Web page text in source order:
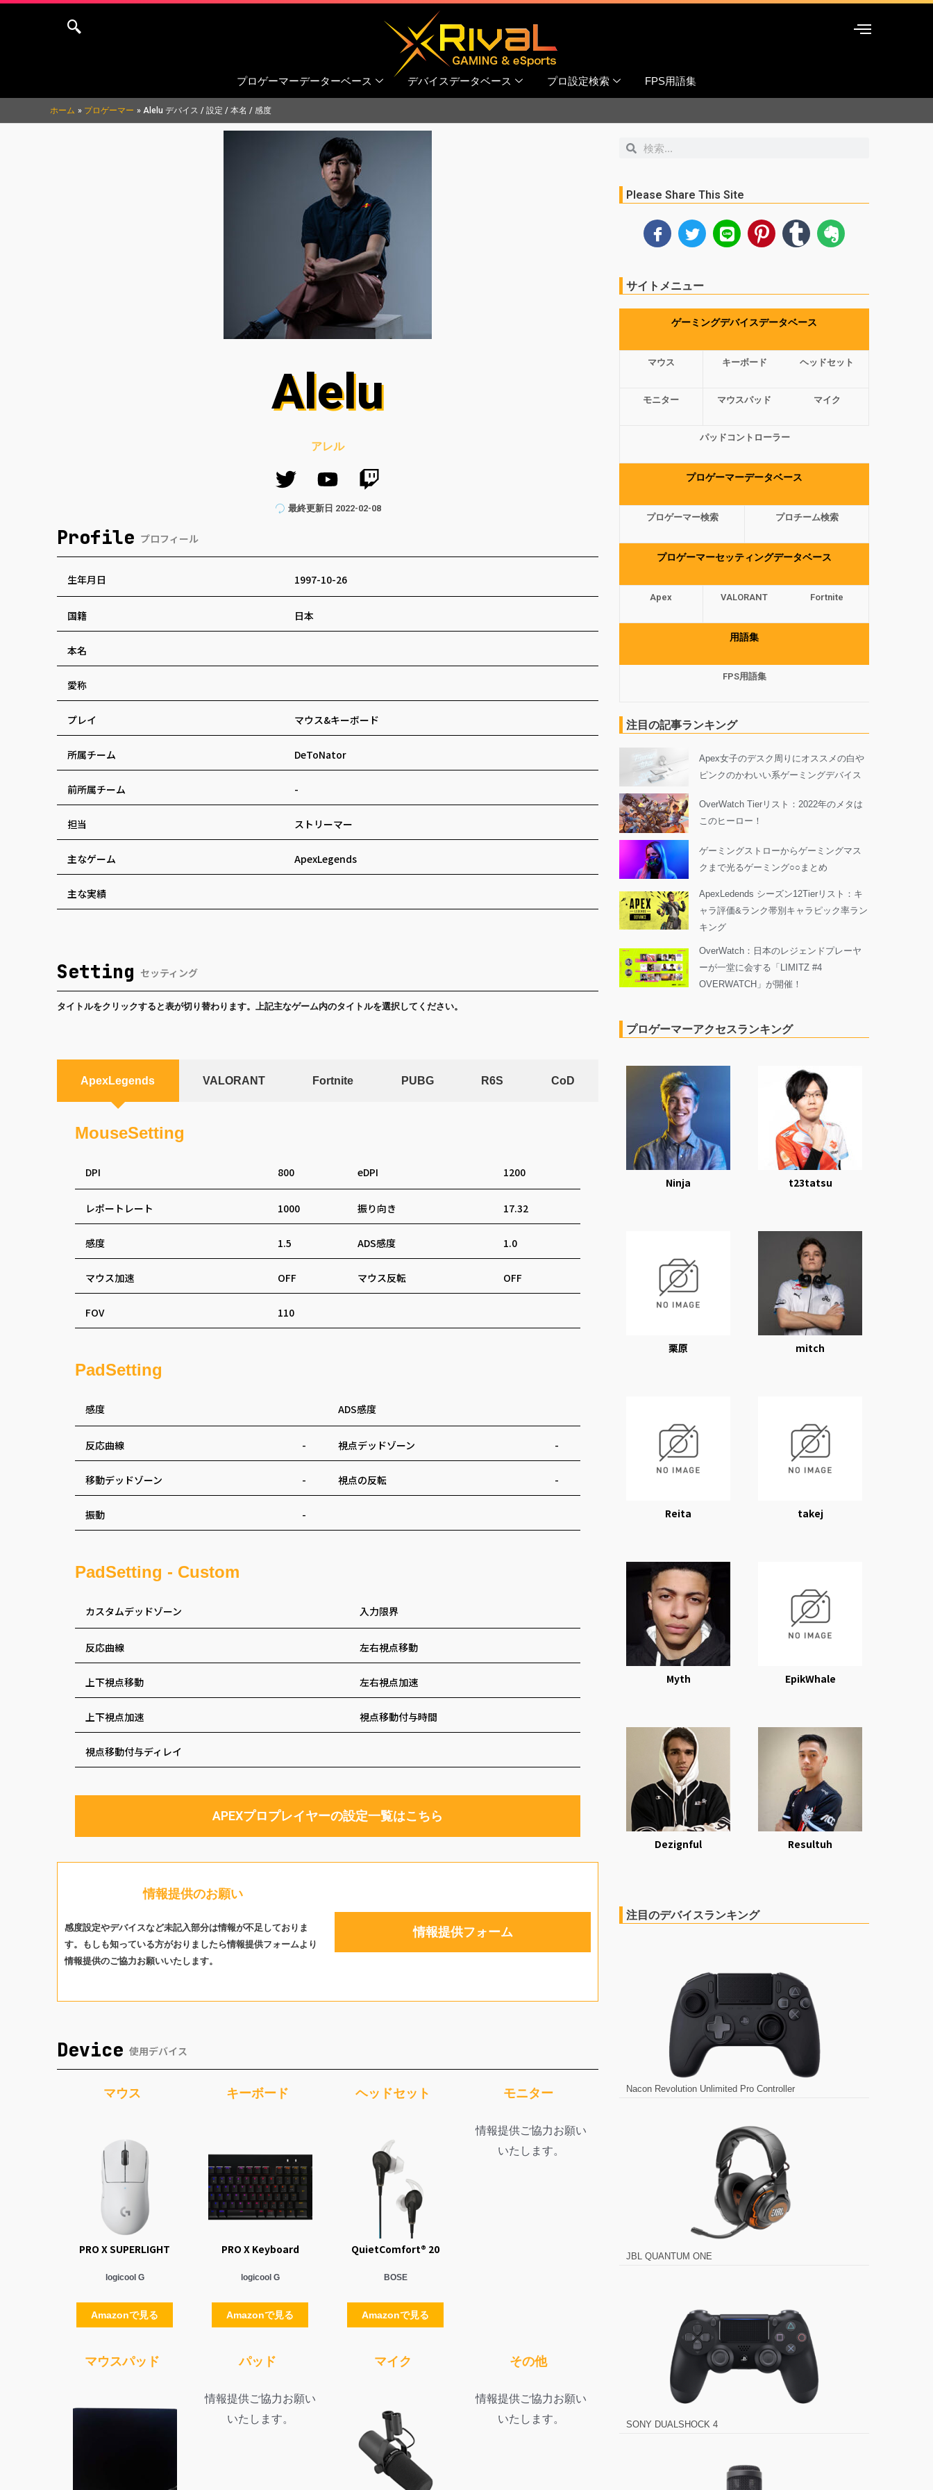
プロゲーマーデーターベース デバイスデータベース プロ設定検索 FPS用語集
ホーム プロゲーマー Alelu デバイス / 設定 / 本名 / 感度
Alelu
アレル
最終更新日 2022-02-08
Profile プロフィール
生年月日 1997-10-26
国籍 日本
本名
愛称
プレイ マウス&キーボード
所属チーム DeToNator
前所属チーム -
担当 ストリーマー
主なゲーム ApexLegends
主な実績
Setting セッティング
タイトルをクリックすると表が切り替わります。上記主なゲーム内のタイトルを選択してください。
ApexLegends VALORANT Fortnite PUBG R6S CoD
MouseSetting
DPI 800 eDPI 1200
レポートレート 1000 振り向き 17.32
感度 1.5 ADS感度 1.0
マウス加速 OFF マウス反転 OFF
FOV 110
PadSetting
感度 ADS感度
反応曲線 - 視点デッドゾーン -
移動デッドゾーン - 視点の反転 -
振動 -
PadSetting - Custom
カスタムデッドゾーン 入力限界
反応曲線 左右視点移動
上下視点移動 左右視点加速
上下視点加速 視点移動付与時間
視点移動付与ディレイ
APEXプロプレイヤーの設定一覧はこちら
情報提供のお願い
感度設定やデバイスなど未記入部分は情報が不足しておりま
す。もしも知っている方がおりましたら情報提供フォームより
情報提供のご協力お願いいたします。
情報提供フォーム
Device 使用デバイス
マウス
PRO X SUPERLIGHT
logicool G
Amazonで見る
キーボード
PRO X Keyboard
logicool G
Amazonで見る
ヘッドセット
QuietComfort® 20
BOSE
Amazonで見る
モニター
情報提供ご協力お願い
いたします。
マウスパッド パッド
情報提供ご協力お願い
いたします。
マイク その他
情報提供ご協力お願い
いたします。
検
検
Please Share This Site
サイトメニュー
ゲーミングデバイスデータベース
マウス キーボード ヘッドセット
モニター マウスパッド マイク
パッドコントローラー
プロゲーマーデータベース
プロゲーマー検索 プロチーム検索
プロゲーマーセッティングデータベース
Apex VALORANT Fortnite
用語集
FPS用語集
注目の記事ランキング
Apex女子のデスク周りにオススメの白や
ピンクのかわいい系ゲーミングデバイス
OverWatch Tierリスト：2022年のメタは
このヒーロー！
ゲーミングストローからゲーミングマス
クまで光るゲーミング○○まとめ
ApexLedends シーズン12Tierリスト：キ
ャラ評価&ランク帯別キャラピック率ラン
キング
OverWatch：日本のレジェンドプレーヤ
ーが一堂に会する「LIMITZ #4
OVERWATCH」が開催！
プロゲーマーアクセスランキング
Ninja t23tatsu
栗原 mitch
Reita takej
Myth EpikWhale
Dezignful Resultuh
注目のデバイスランキング
Nacon Revolution Unlimited Pro Controller
JBL QUANTUM ONE
SONY DUALSHOCK 4